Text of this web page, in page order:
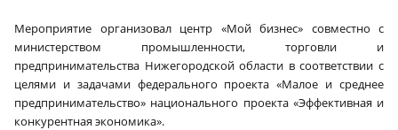
Мероприятие организовал центр «Мой бизнес» совместно с
министерством промышленности, торговли и
предпринимательства Нижегородской области в соответствии с
целями и задачами федерального проекта «Малое и среднее
предпринимательство» национального проекта «Эффективная и
конкурентная экономика».